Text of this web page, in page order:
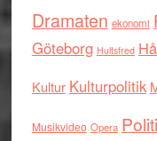
Dramaten ekonomi
Göteborg Hultsfred
Kultur Kulturpolitik
Musikvideo Opera